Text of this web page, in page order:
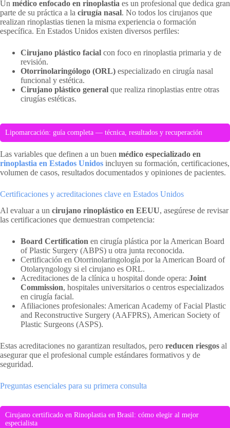
Un médico enfocado en rinoplastia es un profesional que dedica gran
parte de su práctica a la cirugía nasal. No todos los cirujanos que
realizan rinoplastias tienen la misma experiencia o formación
específica. En Estados Unidos existen diversos perfiles:
Cirujano plástico facial con foco en rinoplastia primaria y de
revisión.
Otorrinolaringólogo (ORL) especializado en cirugía nasal
funcional y estética.
Cirujano plástico general que realiza rinoplastias entre otras
cirugías estéticas.
Lipomarcación: guía completa — técnica, resultados y recuperación
Las variables que definen a un buen médico especializado en
rinoplastia en Estados Unidos incluyen su formación, certificaciones,
volumen de casos, resultados documentados y opiniones de pacientes.
Certificaciones y acreditaciones clave en Estados Unidos
Al evaluar a un cirujano rinoplástico en EEUU, asegúrese de revisar
las certificaciones que demuestran competencia:
Board Certification en cirugía plástica por la American Board
of Plastic Surgery (ABPS) u otra junta reconocida.
Certificación en Otorrinolaringología por la American Board of
Otolaryngology si el cirujano es ORL.
Acreditaciones de la clínica u hospital donde opera: Joint
Commission, hospitales universitarios o centros especializados
en cirugía facial.
Afiliaciones profesionales: American Academy of Facial Plastic
and Reconstructive Surgery (AAFPRS), American Society of
Plastic Surgeons (ASPS).
Estas acreditaciones no garantizan resultados, pero reducen riesgos al
asegurar que el profesional cumple estándares formativos y de
seguridad.
Preguntas esenciales para su primera consulta
Cirujano certificado en Rinoplastia en Brasil: cómo elegir al mejor
especialista